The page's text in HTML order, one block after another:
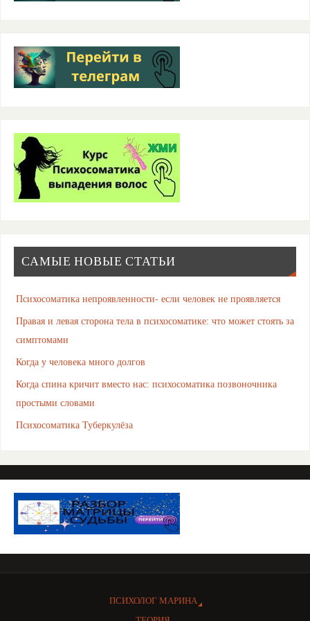
САМЫЕ НОВЫЕ СТАТЬИ
Психосоматика непроявленности- если человек не проявляется
Правая и левая сторона тела в психосоматике: что может стоять за
симптомами
Когда у человека много долгов
Когда спина кричит вместо нас: психосоматика позвоночника
простыми словами
Психосоматика Туберкулёза
ПСИХОЛОГ МАРИНА